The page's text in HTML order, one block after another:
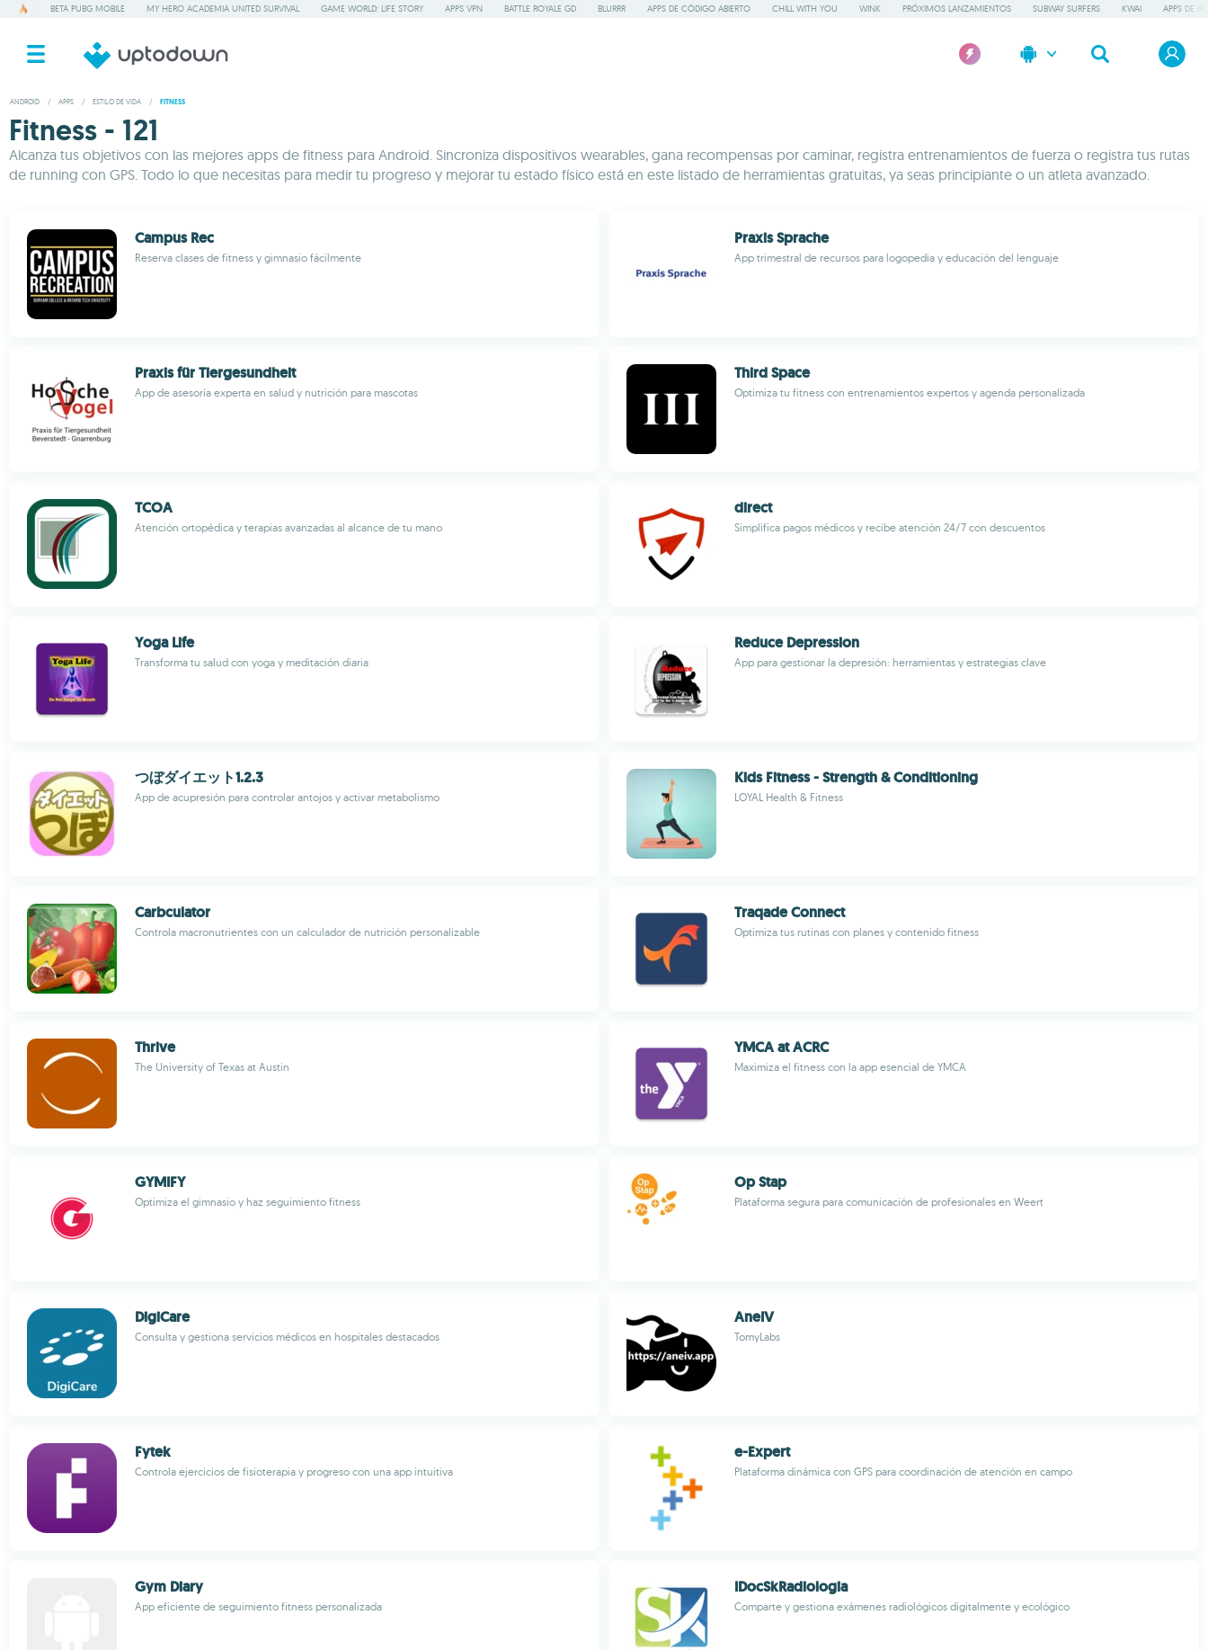
BETA PUBG MOBILE MY HERO ACADEMIA UNITED SURVIVAL GAME WORLD: LIFE STORY APPS VPN BATTLE ROYALE GD BLURRR APPS DE CÓDIGO ABIERTO CHILL WITH YOU WINK PRÓXIMOS LANZAMIENTOS SUBWAY SURFERS KWAI APPS DE IA
ANDROID / APPS / ESTILO DE VIDA / FITNESS
Fitness - 121
Alcanza tus objetivos con las mejores apps de fitness para Android. Sincroniza dispositivos wearables, gana recompensas por caminar, registra entrenamientos de fuerza o registra tus rutas
de running con GPS. Todo lo que necesitas para medir tu progreso y mejorar tu estado físico está en este listado de herramientas gratuitas, ya seas principiante o un atleta avanzado.
Campus Rec
Reserva clases de fitness y gimnasio fácilmente
Praxis Sprache
App trimestral de recursos para logopedia y educación del lenguaje
Praxis für Tiergesundheit
App de asesoría experta en salud y nutrición para mascotas
Third Space
Optimiza tu fitness con entrenamientos expertos y agenda personalizada
TCOA
Atención ortopédica y terapias avanzadas al alcance de tu mano
direct
Simplifica pagos médicos y recibe atención 24/7 con descuentos
Yoga Life
Transforma tu salud con yoga y meditación diaria
Reduce Depression
App para gestionar la depresión: herramientas y estrategias clave
つぼダイエット1.2.3
App de acupresión para controlar antojos y activar metabolismo
Kids Fitness - Strength & Conditioning
LOYAL Health & Fitness
Carbculator
Controla macronutrientes con un calculador de nutrición personalizable
Traqade Connect
Optimiza tus rutinas con planes y contenido fitness
Thrive
The University of Texas at Austin
YMCA at ACRC
Maximiza el fitness con la app esencial de YMCA
GYMIFY
Optimiza el gimnasio y haz seguimiento fitness
Op Stap
Plataforma segura para comunicación de profesionales en Weert
DigiCare
Consulta y gestiona servicios médicos en hospitales destacados
AneIV
TomyLabs
Fytek
Controla ejercicios de fisioterapia y progreso con una app intuitiva
e-Expert
Plataforma dinámica con GPS para coordinación de atención en campo
Gym Diary
App eficiente de seguimiento fitness personalizada
IDocSkRadiologia
Comparte y gestiona exámenes radiológicos digitalmente y ecológico